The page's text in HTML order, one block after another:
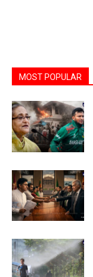
MOST POPULAR